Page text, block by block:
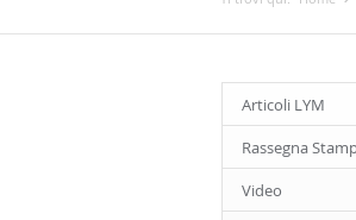
Articoli LYM
Rassegna
Video